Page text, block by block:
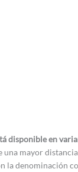
disponible en
una mayor
la denominación